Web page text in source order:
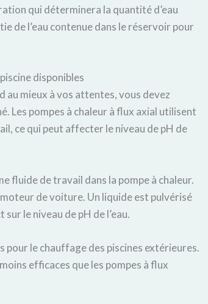
qui déterminera la quantité d’eau
de l’eau contenue dans le réservoir pour
disponibles
au mieux à vos attentes, vous devez
Les pompes à chaleur à flux axial utilisent
ce qui peut affecter le niveau de pH de
fluide de travail dans la pompe à chaleur.
de voiture. Un liquide est pulvérisé
le niveau de pH de l’eau.
pour le chauffage des piscines extérieures.
efficaces que les pompes à flux